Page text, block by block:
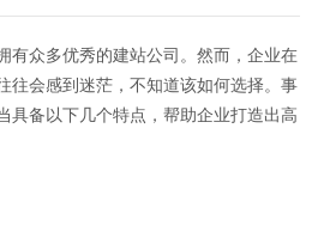
有众多优秀的建站公司。然而，企业在
往会感到迷茫，不知道该如何选择。事
具备以下几个特点，帮助企业打造出高